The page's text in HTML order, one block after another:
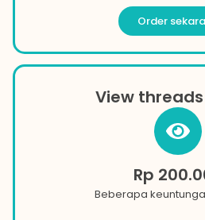
Order
View threads
Rp
Beberapa